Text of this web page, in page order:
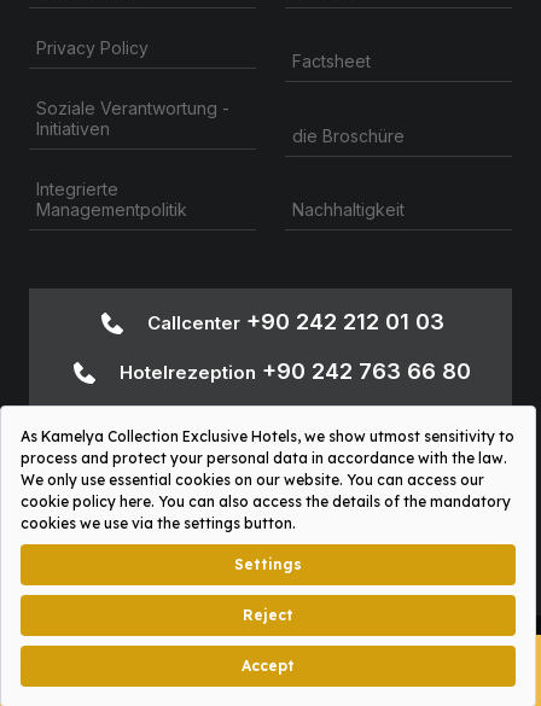
Privacy Policy
Soziale Verantwortung -
Initiativen
Integrierte
Managementpolitik
Factsheet
die Broschüre
Nachhaltigkeit
Callcenter+90 242 212 01 03
Hotelrezeption +90 242 763 66 80
763 66 80
Sosyal Platformlar Aydınlatma Metni
Kamelya Collection © 2026
graphx.agency
BITTE UNSERE
NEUE APP HERUNTERLADEN!